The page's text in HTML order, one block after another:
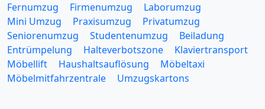
Fernumzug
Firmenumzug
Laborumzug
Mini Umzug
Praxisumzug
Privatumzug
Seniorenumzug
Studentenumzug
Beiladung
Entrümpelung
Halteverbotszone
Klaviertransport
Möbellift
Haushaltsauflösung
Möbeltaxi
Möbelmitfahrzentrale
Umzugskartons